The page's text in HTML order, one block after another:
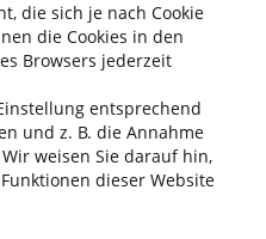
die sich je nach Cookie
die Cookies in den
Browsers jederzeit
entsprechend
und z. B. die Annahme
weisen Sie darauf hin,
dieser Website